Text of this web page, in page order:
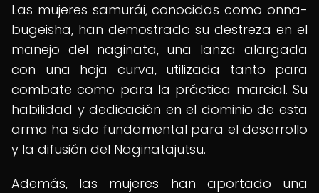
Las mujeres samurái, conocidas como onna-
bugeisha, han demostrado su destreza en el
manejo del naginata, una lanza alargada
con una hoja curva, utilizada tanto para
combate como para la práctica marcial. Su
habilidad y dedicación en el dominio de esta
arma ha sido fundamental para el desarrollo
y la difusión del Naginatajutsu.
Además, las mujeres han aportado una